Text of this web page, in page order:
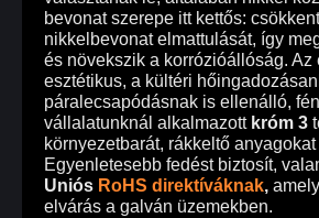
bevonat szerepe itt kettős:
nikkelbevonat elmattulását, így
és növekszik a korrózióállóság. Az
esztétikus, a kültéri
páralecsapódásnak is ellenálló,
vállalatunknál alkalmazott króm 3
környezetbarát, rákkeltő
Egyenletesebb fedést biztosít,
Uniós RoHS direktíváknak,
elvárás a galván üzemekben.